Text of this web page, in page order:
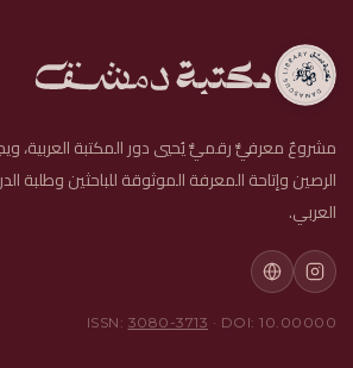
مشروعٌ معرفيٌّ رقميٌّ يُحيي دور المكتبة العربية،
الرصين وإتاحة المعرفة الموثوقة للباحثين وطلبة
العربي.
ISSN: 3080-3713 · DOI: 10.00000